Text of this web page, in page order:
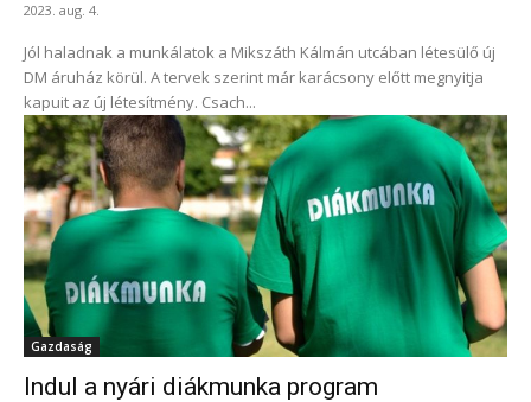
2023. aug. 4.
Jól haladnak a munkálatok a Mikszáth Kálmán utcában létesülő új
DM áruház körül. A tervek szerint már karácsony előtt megnyitja
kapuit az új létesítmény. Csach...
Gazdaság
Indul a nyári diákmunka program